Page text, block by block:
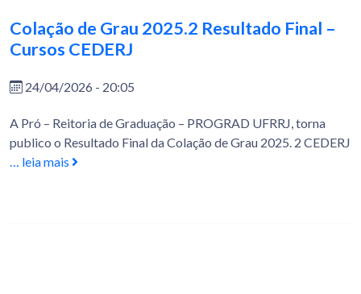
Colação de Grau 2025.2 Resultado Final –
Cursos CEDERJ
24/04/2026 - 20:05
A Pró – Reitoria de Graduação – PROGRAD UFRRJ, torna
publico o Resultado Final da Colação de Grau 2025. 2 CEDERJ
… leia mais